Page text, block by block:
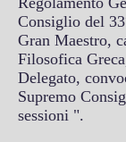
Consiglio del
Gran Maestro,
Filosofica
Delegato,
Supremo
sessioni ".